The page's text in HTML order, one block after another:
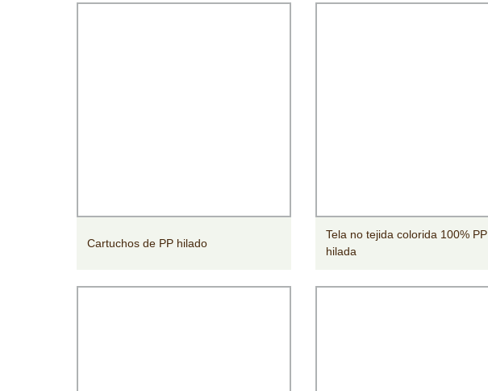
Cartuchos de PP hilado
Tela no tejida colorida 100% PP
hilada